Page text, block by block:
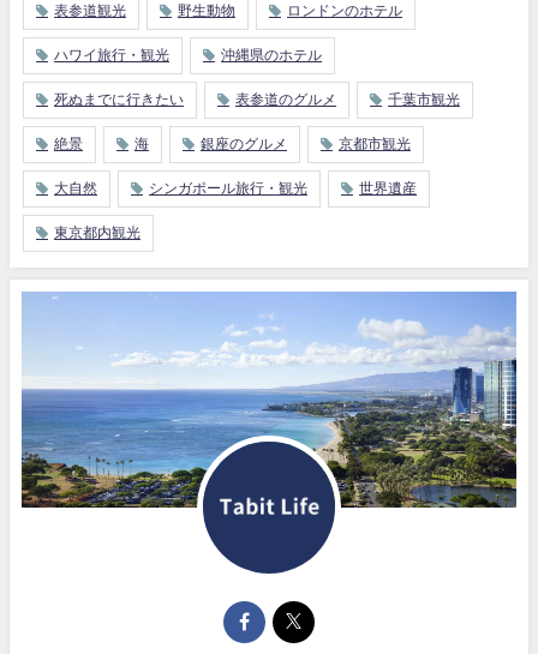
表参道観光 野生動物 ロンドンのホテル
ハワイ旅行・観光 沖縄県のホテル
死ぬまでに行きたい 表参道のグルメ 千葉市観光
絶景 海 銀座のグルメ 京都市観光
大自然 シンガポール旅行・観光 世界遺産
東京都内観光